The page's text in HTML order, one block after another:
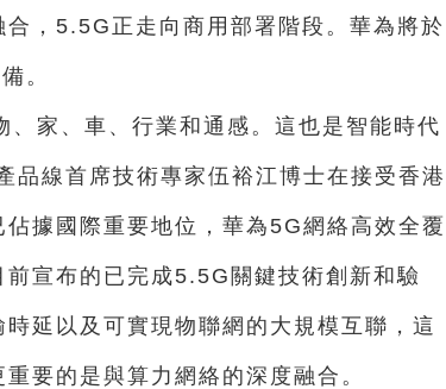
，5.5G正走向商用部署階段。華為將於
。
、家、車、行業和通感。這也是智能時代
品線首席技術專家伍裕江博士在接受香港
據國際重要地位，華為5G網絡高效全覆
宣布的已完成5.5G關鍵技術創新和驗
延以及可實現物聯網的大規模互聯，這
要的是與算力網絡的深度融合。